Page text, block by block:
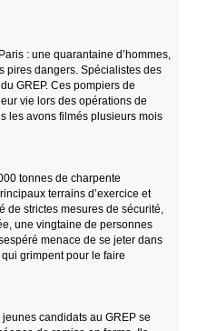
: une quarantaine d’hommes,
pires dangers. Spécialistes des
GREP. Ces pompiers de
vie lors des opérations de
les avons filmés plusieurs mois
tonnes de charpente
terrains d’exercice et
de strictes mesures de sécurité,
une vingtaine de personnes
menace de se jeter dans
grimpent pour le faire
candidats au GREP se